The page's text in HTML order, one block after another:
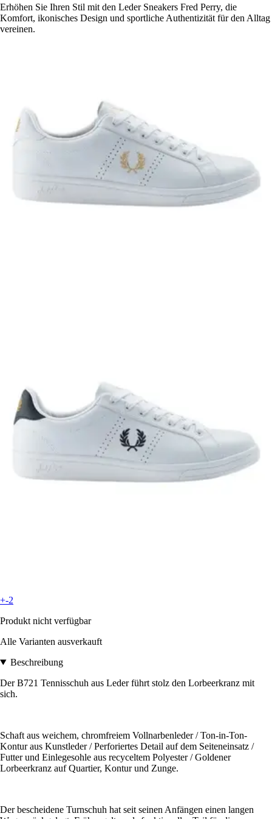
Erhöhen Sie Ihren Stil mit den Leder Sneakers Fred Perry, die
Komfort, ikonisches Design und sportliche Authentizität für den Alltag
vereinen.
+-2
Produkt nicht verfügbar
Alle Varianten ausverkauft
Beschreibung
Der B721 Tennisschuh aus Leder führt stolz den Lorbeerkranz mit
sich.
Schaft aus weichem, chromfreiem Vollnarbenleder / Ton-in-Ton-
Kontur aus Kunstleder / Perforiertes Detail auf dem Seiteneinsatz /
Futter und Einlegesohle aus recyceltem Polyester / Goldener
Lorbeerkranz auf Quartier, Kontur und Zunge.
Der bescheidene Turnschuh hat seit seinen Anfängen einen langen